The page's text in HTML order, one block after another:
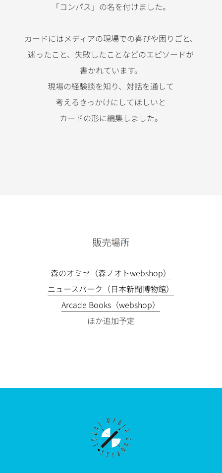
「コンパス」の名を付けました。
カードにはメディアの現場での喜びや困りごと、
迷ったこと、 失敗したことなどのエピソードが
書かれています。
現場の経験談を知り、 対話を通して
考えるきっかけにしてほしいと
カードの形に編集しました。
森のオミセ（森ノオトwebshop）
ニュースパーク（日本新聞博物館）
Arcade Books（webshop）
ほか追加予定